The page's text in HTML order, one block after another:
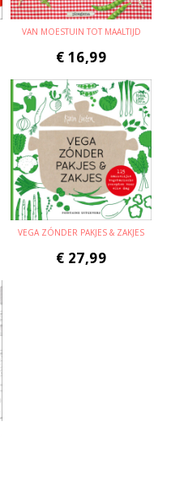
VAN MOESTUIN TOT MAALTIJD
€ 16,99
VEGA ZÓNDER PAKJES & ZAKJES
€ 27,99